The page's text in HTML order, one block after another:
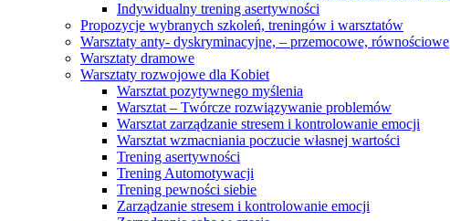
Indywidualny trening asertywności
Propozycje wybranych szkoleń, treningów i warsztatów
Warsztaty anty- dyskryminacyjne, – przemocowe, równościowe
Warsztaty dramowe
Warsztaty rozwojowe dla Kobiet
Warsztat pozytywnego myślenia
Warsztat – Twórcze rozwiązywanie problemów
Warsztat zarządzanie stresem i kontrolowanie emocji
Warsztat wzmacniania poczucie własnej wartości
Trening asertywności
Trening Automotywacji
Trening pewności siebie
Zarządzanie stresem i kontrolowanie emocji